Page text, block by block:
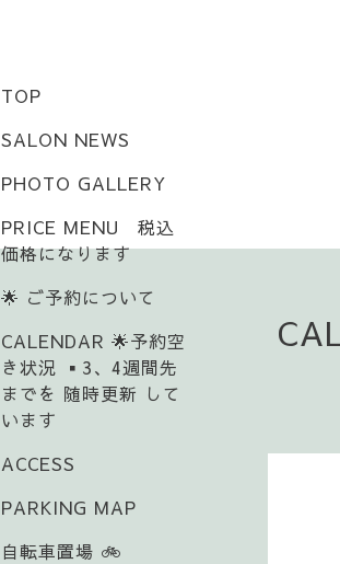
TOP
SALON NEWS
PHOTO GALLERY
PRICE MENU 税込
価格になります
🌟 ご予約について
CALENDAR 🌟予約空
き状況 ▪️3、4週間先
までを 随時更新 して
います
ACCESS
PARKING MAP
自転車置場 🚲️